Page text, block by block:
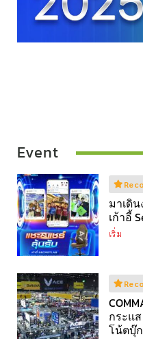
Event
มาเดิ
เก้าอี้
เริ่ม
กระแ
โน้ตบุ๊